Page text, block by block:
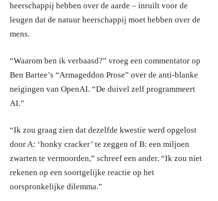
heerschappij hebben over de aarde – inruilt voor de
leugen dat de natuur heerschappij moet hebben over de
mens.
“Waarom ben ik verbaasd?” vroeg een commentator op
Ben Bartee’s “Armageddon Prose” over de anti-blanke
neigingen van OpenAI. “De duivel zelf programmeert
AI.”
“Ik zou graag zien dat dezelfde kwestie werd opgelost
door A: ‘honky cracker’ te zeggen of B: een miljoen
zwarten te vermoorden,” schreef een ander. “Ik zou niet
rekenen op een soortgelijke reactie op het
oorspronkelijke dilemma.”